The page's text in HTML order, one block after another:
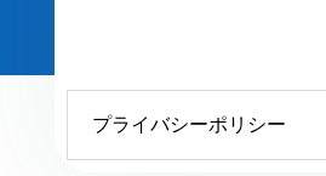
プライバシーポリシー